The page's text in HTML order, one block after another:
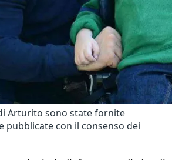
Arturito sono state fornite
pubblicate con il consenso dei